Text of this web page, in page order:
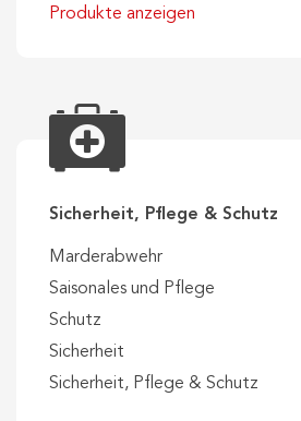
Produkte anzeigen
Sicherheit, Pflege & Schutz
Marderabwehr
Saisonales und Pflege
Schutz
Sicherheit
Sicherheit, Pflege & Schutz